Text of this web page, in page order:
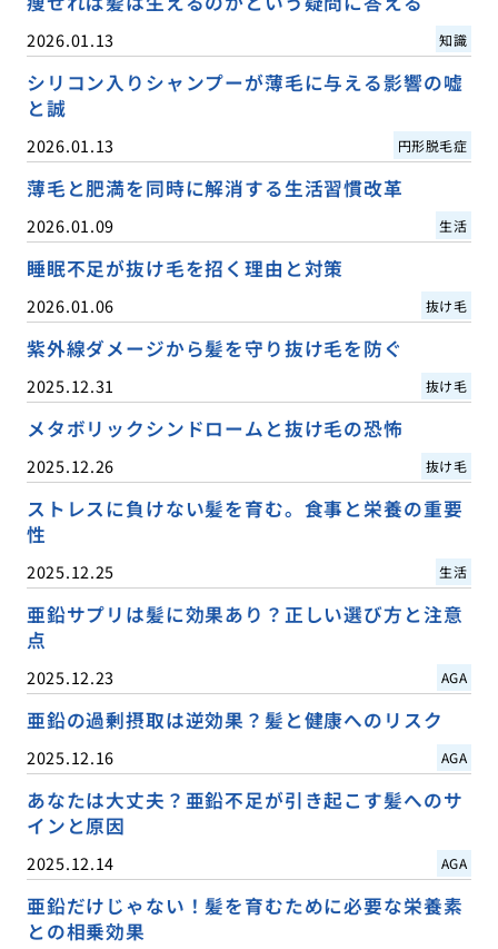
2026.01.13 知識
シリコン入りシャンプーが薄毛に与える影響の嘘
と誠
2026.01.13 円形脱毛症
薄毛と肥満を同時に解消する生活習慣改革
2026.01.09 生活
睡眠不足が抜け毛を招く理由と対策
2026.01.06 抜け毛
紫外線ダメージから髪を守り抜け毛を防ぐ
2025.12.31 抜け毛
メタボリックシンドロームと抜け毛の恐怖
2025.12.26 抜け毛
ストレスに負けない髪を育む。食事と栄養の重要
性
2025.12.25 生活
亜鉛サプリは髪に効果あり？正しい選び方と注意
点
2025.12.23 AGA
亜鉛の過剰摂取は逆効果？髪と健康へのリスク
2025.12.16 AGA
あなたは大丈夫？亜鉛不足が引き起こす髪へのサ
インと原因
2025.12.14 AGA
亜鉛だけじゃない！髪を育むために必要な栄養素
との相乗効果